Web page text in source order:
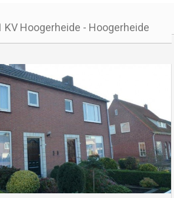
KV Hoogerheide - Hoogerheide